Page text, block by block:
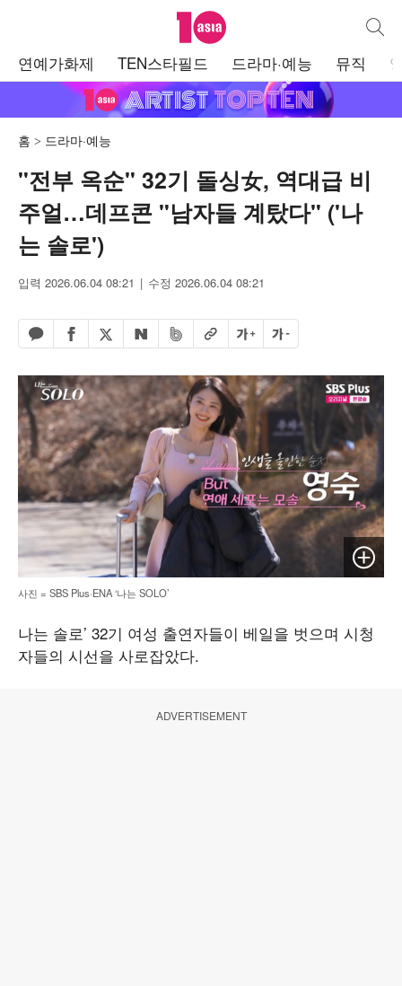
텐아시아 통합
연예가화제 TEN스타필드 드라마·예능 뮤직
홈 드라마·예능
"전부 옥순" 32기 돌싱女, 역대급 비
주얼…데프콘 "남자들 계탔다" ('나
는 솔로')
입력 2026.06.04 08:21 수정 2026.06.04 08:21
카카오톡 공유하기
페이스북 공유하기
엑스 공유하기
네이버 공유하기
밴드 공유하기
URL복사글자 크게글자 작게
이미지
사진 = SBS Plus·ENA ‘나는 SOLO’
나는 솔로’ 32기 여성 출연자들이 베일을 벗으며 시청
자들의 시선을 사로잡았다.
ADVERTISEMENT